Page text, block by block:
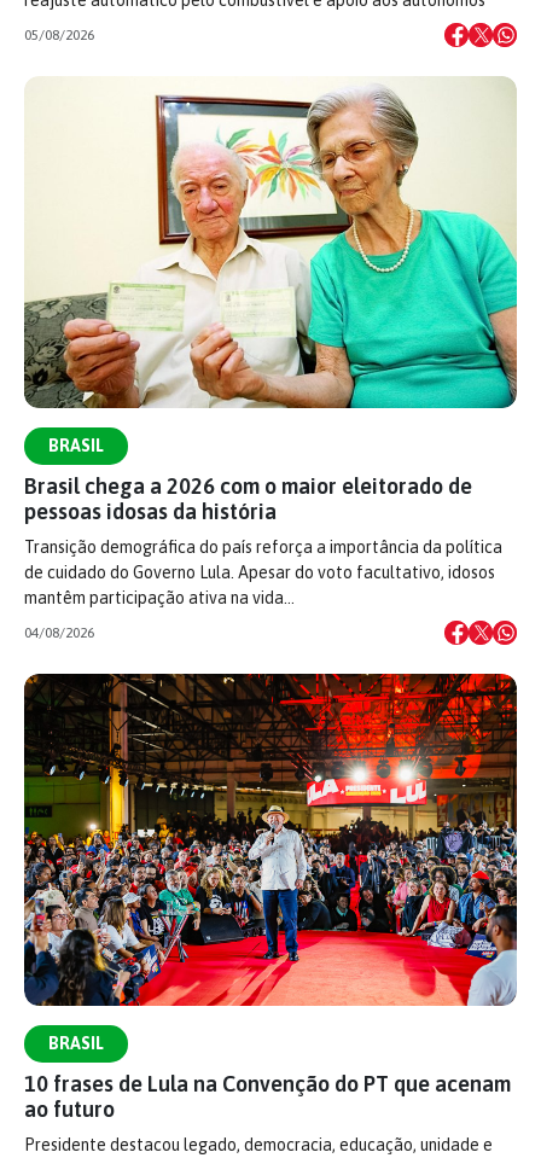
05/08/2026
BRASIL
Brasil chega a 2026 com o maior eleitorado de
pessoas idosas da história
Transição demográfica do país reforça a importância da política
de cuidado do Governo Lula. Apesar do voto facultativo, idosos
mantêm participação ativa na vida…
04/08/2026
BRASIL
10 frases de Lula na Convenção do PT que acenam
ao futuro
Presidente destacou legado, democracia, educação, unidade e